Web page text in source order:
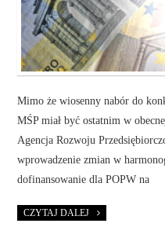
Mimo że wiosenny nabór do
MŚP miał być ostatnim w
Agencja Rozwoju
wprowadzenie zmian w
dofinansowanie dla POPW na
CZYTAJ DALEJ